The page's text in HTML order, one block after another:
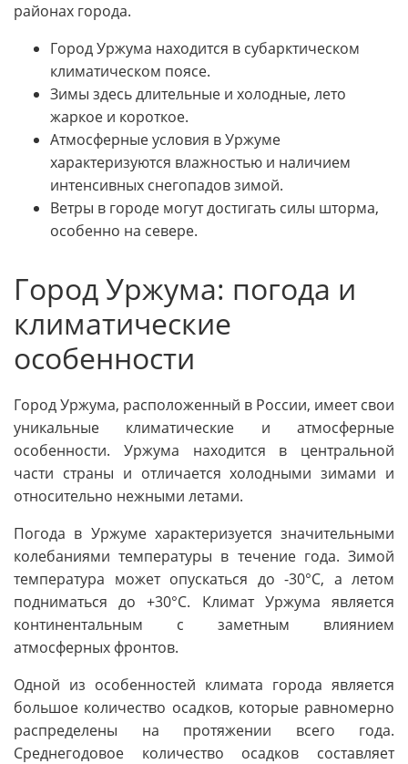
районах города.
Город Уржума находится в субарктическом
климатическом поясе.
Зимы здесь длительные и холодные, лето
жаркое и короткое.
Атмосферные условия в Уржуме
характеризуются влажностью и наличием
интенсивных снегопадов зимой.
Ветры в городе могут достигать силы шторма,
особенно на севере.
Город Уржума: погода и
климатические
особенности
Город Уржума, расположенный в России, имеет свои
уникальные климатические и атмосферные
особенности. Уржума находится в центральной
части страны и отличается холодными зимами и
относительно нежными летами.
Погода в Уржуме характеризуется значительными
колебаниями температуры в течение года. Зимой
температура может опускаться до -30°C, а летом
подниматься до +30°C. Климат Уржума является
континентальным с заметным влиянием
атмосферных фронтов.
Одной из особенностей климата города является
большое количество осадков, которые равномерно
распределены на протяжении всего года.
Среднегодовое количество осадков составляет